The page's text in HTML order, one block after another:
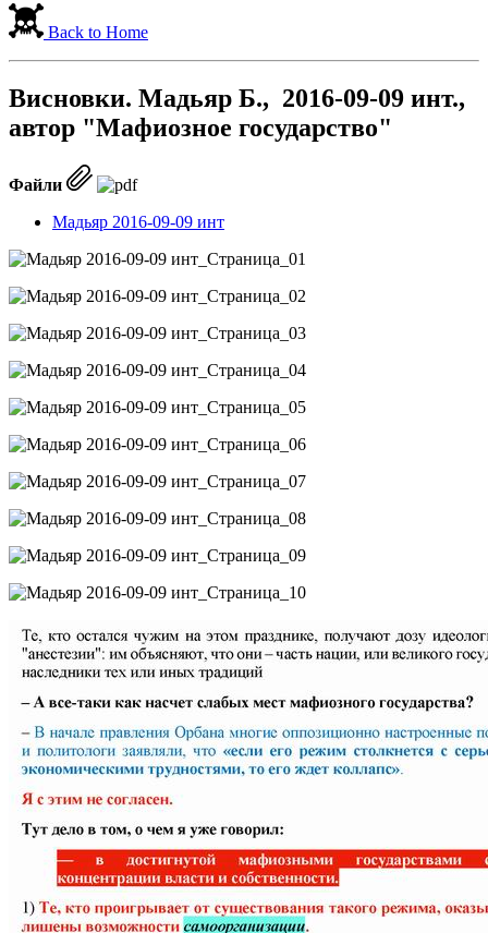
Back to Home
Висновки. Мадьяр Б., 2016-09-09 инт.,
автор "Мафиозное государство"
Файли
Мадьяр 2016-09-09 инт